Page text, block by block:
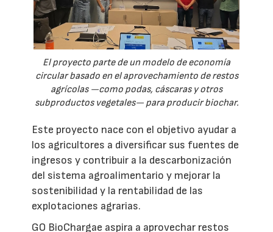
El proyecto parte de un modelo de economía
circular basado en el aprovechamiento de restos
agrícolas —como podas, cáscaras y otros
subproductos vegetales— para producir biochar.
Este proyecto nace con el objetivo ayudar a
los agricultores a diversificar sus fuentes de
ingresos y contribuir a la descarbonización
del sistema agroalimentario y mejorar la
sostenibilidad y la rentabilidad de las
explotaciones agrarias.
GO BioChargae aspira a aprovechar restos